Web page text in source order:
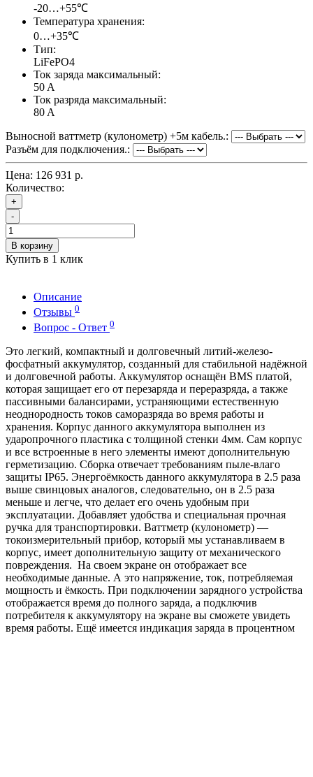
-20…+55℃
Температура хранения:
0…+35℃
Тип:
LiFePO4
Ток заряда максимальный:
50 A
Ток разряда максимальный:
80 A
Выносной ваттметр (кулонометр) +5м кабель.:
Разъём для подключения.:
Цена: 126 931 р.
Количество:
+
-
В корзину
Купить в 1 клик
Описание
Отзывы 0
Вопрос - Ответ 0
Это легкий, компактный и долговечный литий-железо-
фосфатный аккумулятор, созданный для стабильной надёжной
и долговечной работы. Аккумулятор оснащён BMS платой,
которая защищает его от перезаряда и переразряда, а также
пассивными балансирами, устраняющими естественную
неоднородность токов саморазряда во время работы и
хранения. Корпус данного аккумулятора выполнен из
ударопрочного пластика с толщиной стенки 4мм. Сам корпус
и все встроенные в него элементы имеют дополнительную
герметизацию. Сборка отвечает требованиям пыле-влаго
защиты IP65. Энергоёмкость данного аккумулятора в 2.5 раза
выше свинцовых аналогов, следовательно, он в 2.5 раза
меньше и легче, что делает его очень удобным при
эксплуатации. Добавляет удобства и специальная прочная
ручка для транспортировки. Ваттметр (кулонометр) —
токоизмерительный прибор, который мы устанавливаем в
корпус, имеет дополнительную защиту от механического
повреждения. На своем экране он отображает все
необходимые данные. А это напряжение, ток, потребляемая
мощность и ёмкость. При подключении зарядного устройства
отображается время до полного заряда, а подключив
потребителя к аккумулятору на экране вы сможете увидеть
время работы. Ещё имеется индикация заряда в процентном